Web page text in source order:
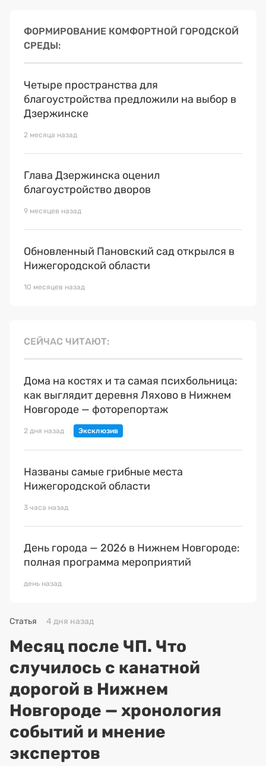
ФОРМИРОВАНИЕ КОМФОРТНОЙ ГОРОДСКОЙ
СРЕДЫ
Четыре пространства для
благоустройства предложили на выбор в
Дзержинске
2 месяца назад
Глава Дзержинска оценил
благоустройство дворов
9 месяцев назад
Обновленный Пановский сад открылся в
Нижегородской области
10 месяцев назад
СЕЙЧАС ЧИТАЮТ
Дома на костях и та самая психбольница:
как выглядит деревня Ляхово в Нижнем
Новгороде — фоторепортаж
2 дня назад
Названы самые грибные места
Нижегородской области
3 часа назад
День города — 2026 в Нижнем Новгороде:
полная программа мероприятий
день назад
Статья 4 дня назад
Месяц после ЧП. Что
случилось с канатной
дорогой в Нижнем
Новгороде — хронология
событий и мнение
экспертов